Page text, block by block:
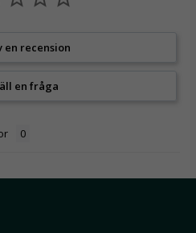
en recension
en fråga